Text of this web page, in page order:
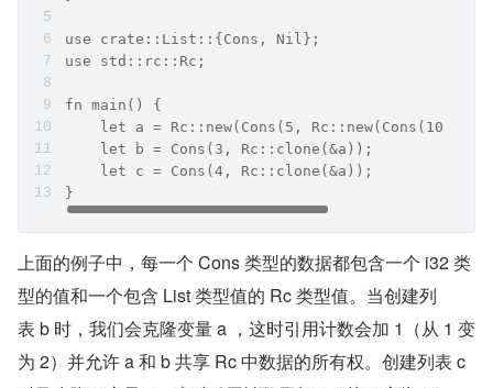
use crate::List::{Cons, Nil};
use std::rc::Rc;
fn main() {
let a = Rc::new(Cons(5, Rc::new(Cons(10,
    let b = Cons(3, Rc::clone(&a));
    let c = Cons(4, Rc::clone(&a));
}
上面的例子中，每一个 Cons 类型的数据都包含一个 i32 类
型的值和一个包含 List 类型值的 Rc 类型值。当创建列
表 b 时，我们会克隆变量 a ，这时引用计数会加 1（从 1 变
为 2）并允许 a 和 b 共享 Rc 中数据的所有权。创建列表 c